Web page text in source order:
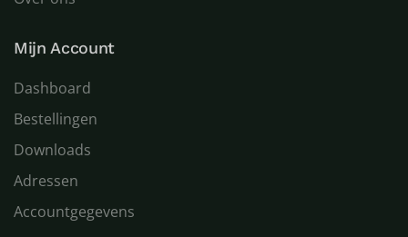
Mijn Account
Dashboard
Bestellingen
Downloads
Adressen
Accountgegevens